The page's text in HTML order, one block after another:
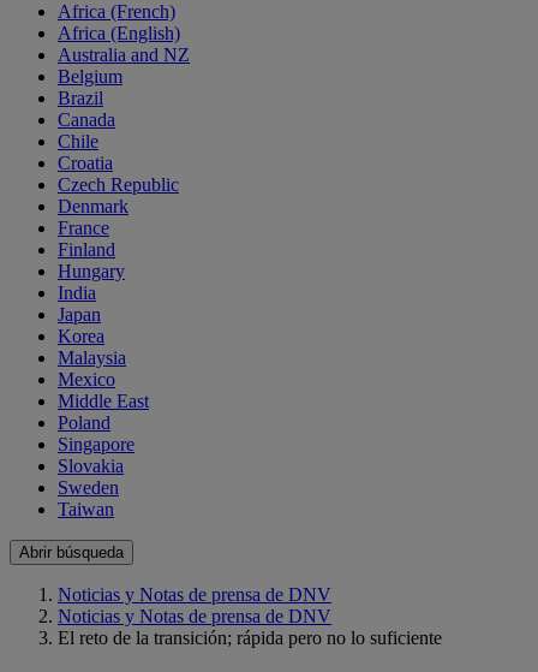
Africa (French)
Africa (English)
Australia and NZ
Belgium
Brazil
Canada
Chile
Croatia
Czech Republic
Denmark
France
Finland
Hungary
India
Japan
Korea
Malaysia
Mexico
Middle East
Poland
Singapore
Slovakia
Sweden
Taiwan
Abrir búsqueda
Noticias y Notas de prensa de DNV
Noticias y Notas de prensa de DNV
El reto de la transición; rápida pero no lo suficiente